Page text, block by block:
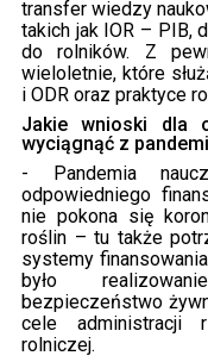
transfer wiedzy
takich jak IOR – PIB,
do rolników. Z
wieloletnie, które
i ODR oraz praktyce
Jakie wnioski dla
wyciągnąć z
- Pandemia
odpowiedniego
nie pokona się
roślin – tu także
systemy
było
bezpieczeństwo
cele administracji
rolniczej.